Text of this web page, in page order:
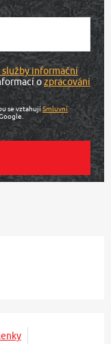
informační
ozpracování
se vztahujíSmluvní